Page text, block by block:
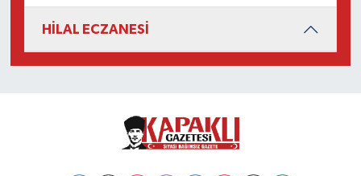
HİLAL ECZANESİ